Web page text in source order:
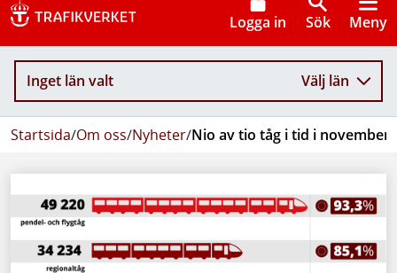
Logga in Sök Meny
Inget län valt Välj län
Startsida/Om oss/Nyheter/Nio av tio tåg i tid i